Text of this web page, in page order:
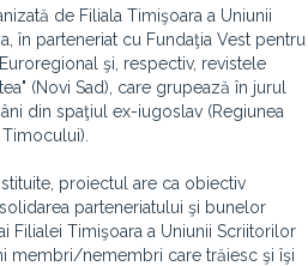
de Filiala Timişoara a Uniunii
în parteneriat cu Fundaţia Vest pentru
şi, respectiv, revistele
(Novi Sad), care grupează în jurul
din spaţiul ex-iugoslav (Regiunea
proiectul are ca obiectiv
parteneriatului şi bunelor
Filialei Timişoara a Uniunii Scriitorilor
membri/nemembri care trăiesc şi îşi